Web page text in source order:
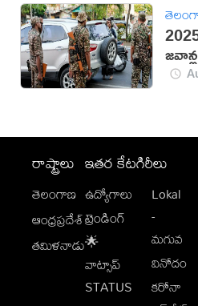
రాష్ట్రాలు
తెలంగాణ
ఆంధ్రప్రదేశ్
తమిళనాడు
ఇతర కేటగిరీలు
ఉద్యోగాలు
ట్రెండింగ్
🌟
వాట్సాప్
STATUS
Lokal
-
మగువ
వినోదం
కరోనా